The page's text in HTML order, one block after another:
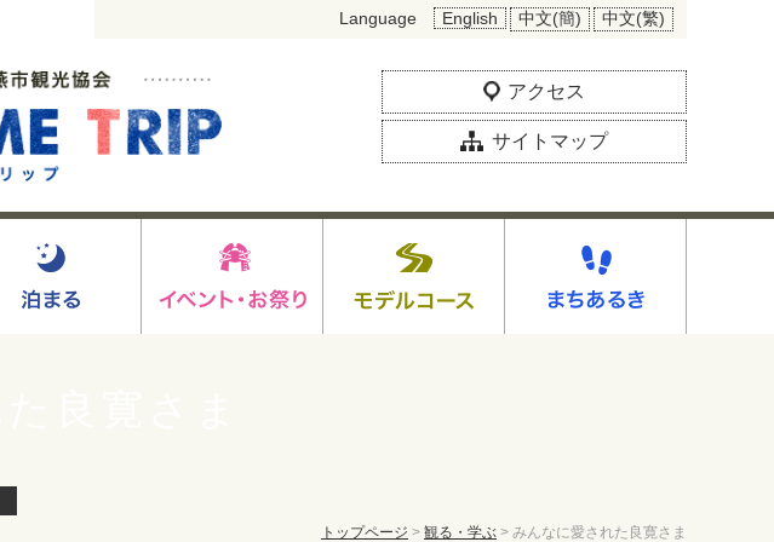
Language English 中文(簡) 中文(繁)
アクセス
サイトマップ
トップページ > 観る・学ぶ > みんなに愛された良寛さま